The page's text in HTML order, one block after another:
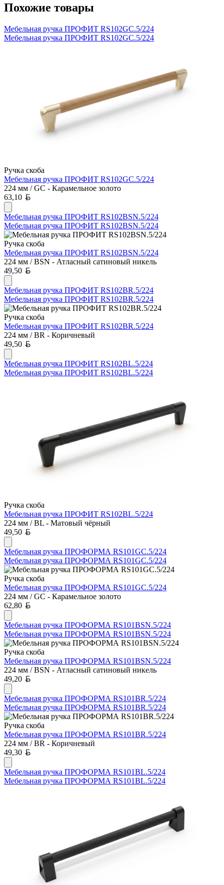
Похожие товары
Мебельная ручка ПРОФИТ RS102GC.5/224
Мебельная ручка ПРОФИТ RS102GC.5/224
Ручка скоба
Мебельная ручка ПРОФИТ RS102GC.5/224
224 мм / GC - Карамельное золото
63,10
Мебельная ручка ПРОФИТ RS102BSN.5/224
Мебельная ручка ПРОФИТ RS102BSN.5/224
Ручка скоба
Мебельная ручка ПРОФИТ RS102BSN.5/224
224 мм / BSN - Атласный сатиновый никель
49,50
Мебельная ручка ПРОФИТ RS102BR.5/224
Мебельная ручка ПРОФИТ RS102BR.5/224
Ручка скоба
Мебельная ручка ПРОФИТ RS102BR.5/224
224 мм / BR - Коричневый
49,50
Мебельная ручка ПРОФИТ RS102BL.5/224
Мебельная ручка ПРОФИТ RS102BL.5/224
Ручка скоба
Мебельная ручка ПРОФИТ RS102BL.5/224
224 мм / BL - Матовый чёрный
49,50
Мебельная ручка ПРОФОРМА RS101GC.5/224
Мебельная ручка ПРОФОРМА RS101GC.5/224
Ручка скоба
Мебельная ручка ПРОФОРМА RS101GC.5/224
224 мм / GC - Карамельное золото
62,80
Мебельная ручка ПРОФОРМА RS101BSN.5/224
Мебельная ручка ПРОФОРМА RS101BSN.5/224
Ручка скоба
Мебельная ручка ПРОФОРМА RS101BSN.5/224
224 мм / BSN - Атласный сатиновый никель
49,20
Мебельная ручка ПРОФОРМА RS101BR.5/224
Мебельная ручка ПРОФОРМА RS101BR.5/224
Ручка скоба
Мебельная ручка ПРОФОРМА RS101BR.5/224
224 мм / BR - Коричневый
49,30
Мебельная ручка ПРОФОРМА RS101BL.5/224
Мебельная ручка ПРОФОРМА RS101BL.5/224